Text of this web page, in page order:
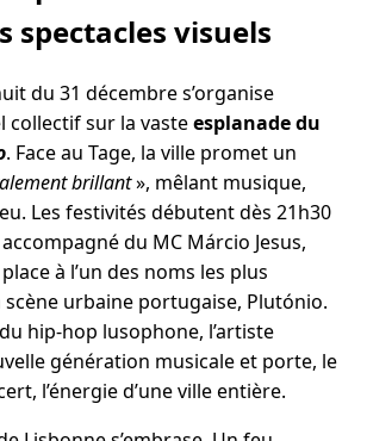
spectacles visuels
du 31 décembre s’organise
collectif sur la vasteesplanade du
. Face au Tage, la ville promet un
brillant», mêlant musique,
Les festivités débutent dès 21h30
du MC Márcio Jesus,
à l’un des noms les plus
urbaine portugaise, Plutónio.
hip-hop lusophone, l’artiste
génération musicale et porte, le
l’énergie d’une ville entière.